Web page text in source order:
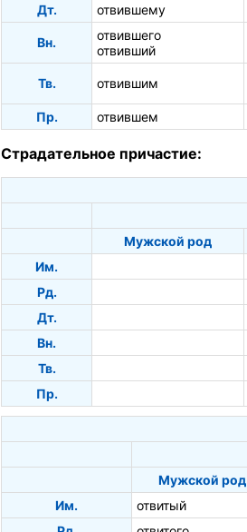
Дт.
отвившему
Вн.
отвившего
отвивший
Тв. отвившим
Пр. отвившем
Страдательное причастие:
Мужской род
Им.
Рд.
Дт.
Вн.
Тв.
Пр.
Мужской род
Им.
отвитый